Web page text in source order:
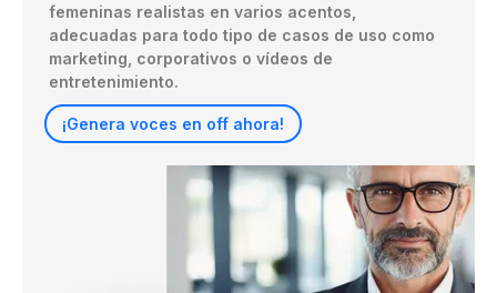
femeninas realistas en varios acentos,
adecuadas para todo tipo de casos de uso como
marketing, corporativos o vídeos de
entretenimiento.
¡Genera voces en off ahora!